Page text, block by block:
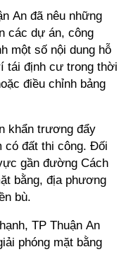
An đã nêu những
các dự án, công
một số nội dung hỗ
tái định cư trong thời
điều chỉnh bảng
khẩn trương đẩy
có đất thi công. Đối
gần đường Cách
bằng, địa phương
bù.
TP Thuận An
phóng mặt bằng